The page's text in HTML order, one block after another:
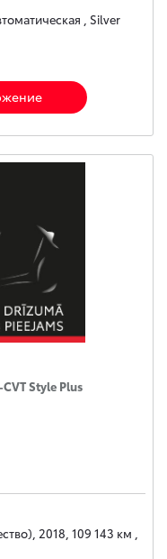
, Silver
Style Plus
2018, 109 143 км ,